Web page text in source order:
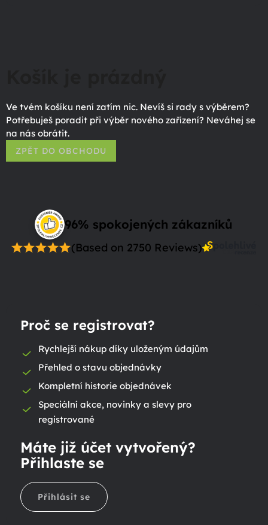
Ve tvém košíku není zatím nic. Nevíš si rady s výběrem?
Potřebuješ poradit při výběr nového zařízení? Neváhej se
na nás obrátit.
ZPĚT DO OBCHODU
96% spokojených zákazníků
(Based on 2750 Reviews)
Proč se registrovat?
Rychlejší nákup díky uloženým údajům
Přehled o stavu objednávky
Kompletní historie objednávek
Speciální akce, novinky a slevy pro
registrované
Máte již účet vytvořený?
Přihlaste se
Přihlásit se